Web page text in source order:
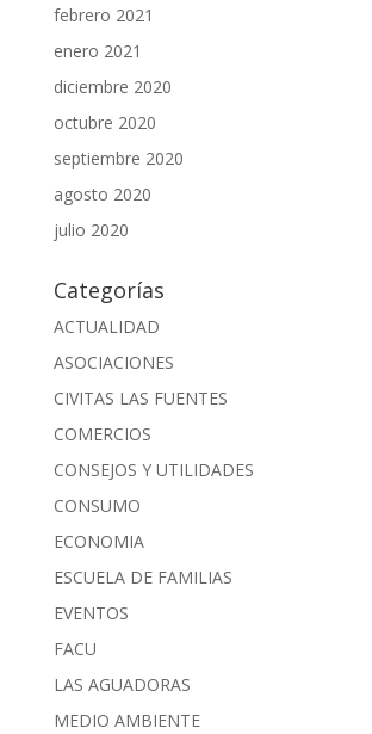
febrero 2021
enero 2021
diciembre 2020
octubre 2020
septiembre 2020
agosto 2020
julio 2020
Categorías
ACTUALIDAD
ASOCIACIONES
CIVITAS LAS FUENTES
COMERCIOS
CONSEJOS Y UTILIDADES
CONSUMO
ECONOMIA
ESCUELA DE FAMILIAS
EVENTOS
FACU
LAS AGUADORAS
MEDIO AMBIENTE